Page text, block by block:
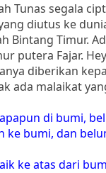
Tunas segala
diutus ke
Bintang Timur.
putera Fajar.
diberikan
ada malaikat
di bumi,
ke bumi, dan
ke atas dari